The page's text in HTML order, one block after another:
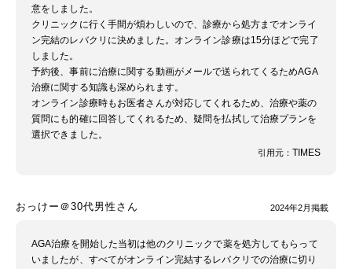
意をしました。
クリニックに行く手間が煩わしいので、診療から処方までオンライ
ン完結のレバクリに決めました。オンライン診療は15分ほどで完了
しました。
予約後、事前に治療に関する動画がメールで送られてくるためAGA
治療に関する知識も深められます。
オンライン診療時もお医者さんが対応してくれるため、治療や薬の
質問にも的確に回答してくれるため、疑問を払拭して治療プランを
選択できました。
引用元： TIMES
おっけー＠30代男性さん 2024年2月掲載
AGA治療を開始した当初は他のクリニックで薬を処方してもらって
いましたが、すべてがオンライン完結するレバクリでの治療に切り